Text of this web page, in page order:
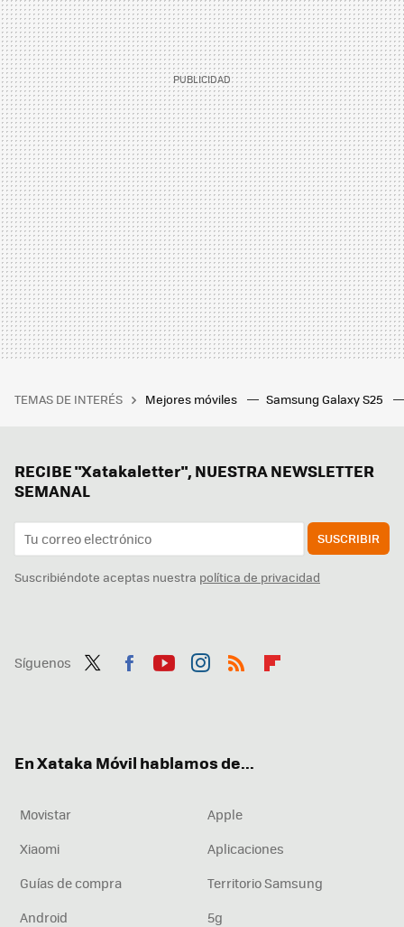
TEMAS DE INTERÉS Mejores móviles Samsung Galaxy S25
RECIBE "Xatakaletter", NUESTRA NEWSLETTER
SEMANAL
SUSCRIBIR
Suscribiéndote aceptas nuestra política de privacidad
Síguenos
En Xataka Móvil hablamos de...
Movistar
Apple
Xiaomi
Aplicaciones
Guías de compra
Territorio Samsung
Android
5g